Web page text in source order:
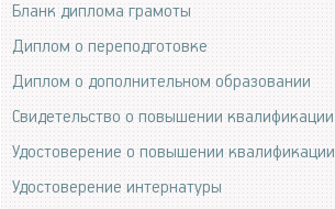
Бланк диплома грамоты
Диплом о переподготовке
Диплом о дополнительном образовании
Свидетельство о повышении квалификации
Удостоверение о повышении квалификации
Удостоверение интернатуры